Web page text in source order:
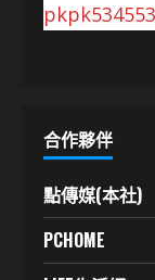
合作夥伴
點傳媒(本社)
PCHOME